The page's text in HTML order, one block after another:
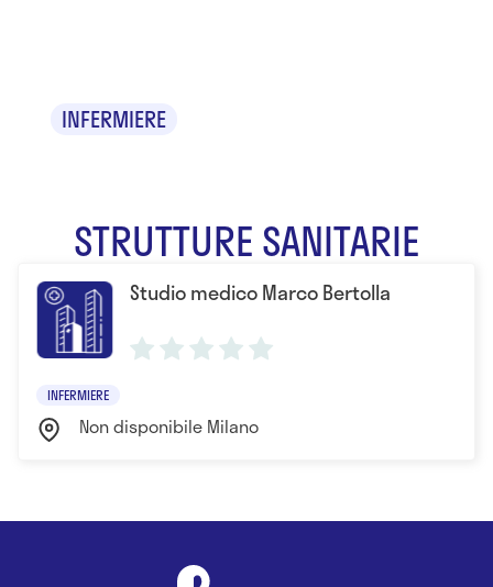
INFERMIERE
STRUTTURE SANITARIE
Studio medico Marco Bertolla
INFERMIERE
Non disponibile Milano